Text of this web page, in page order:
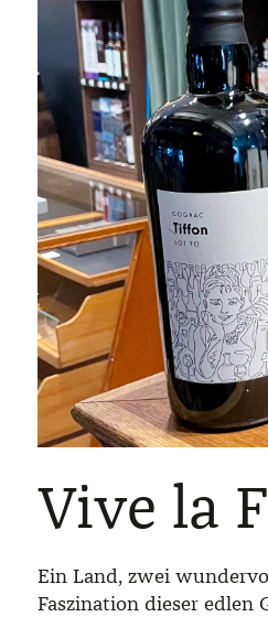
Vive la
Ein Land, zwei
Faszination dieser edlen